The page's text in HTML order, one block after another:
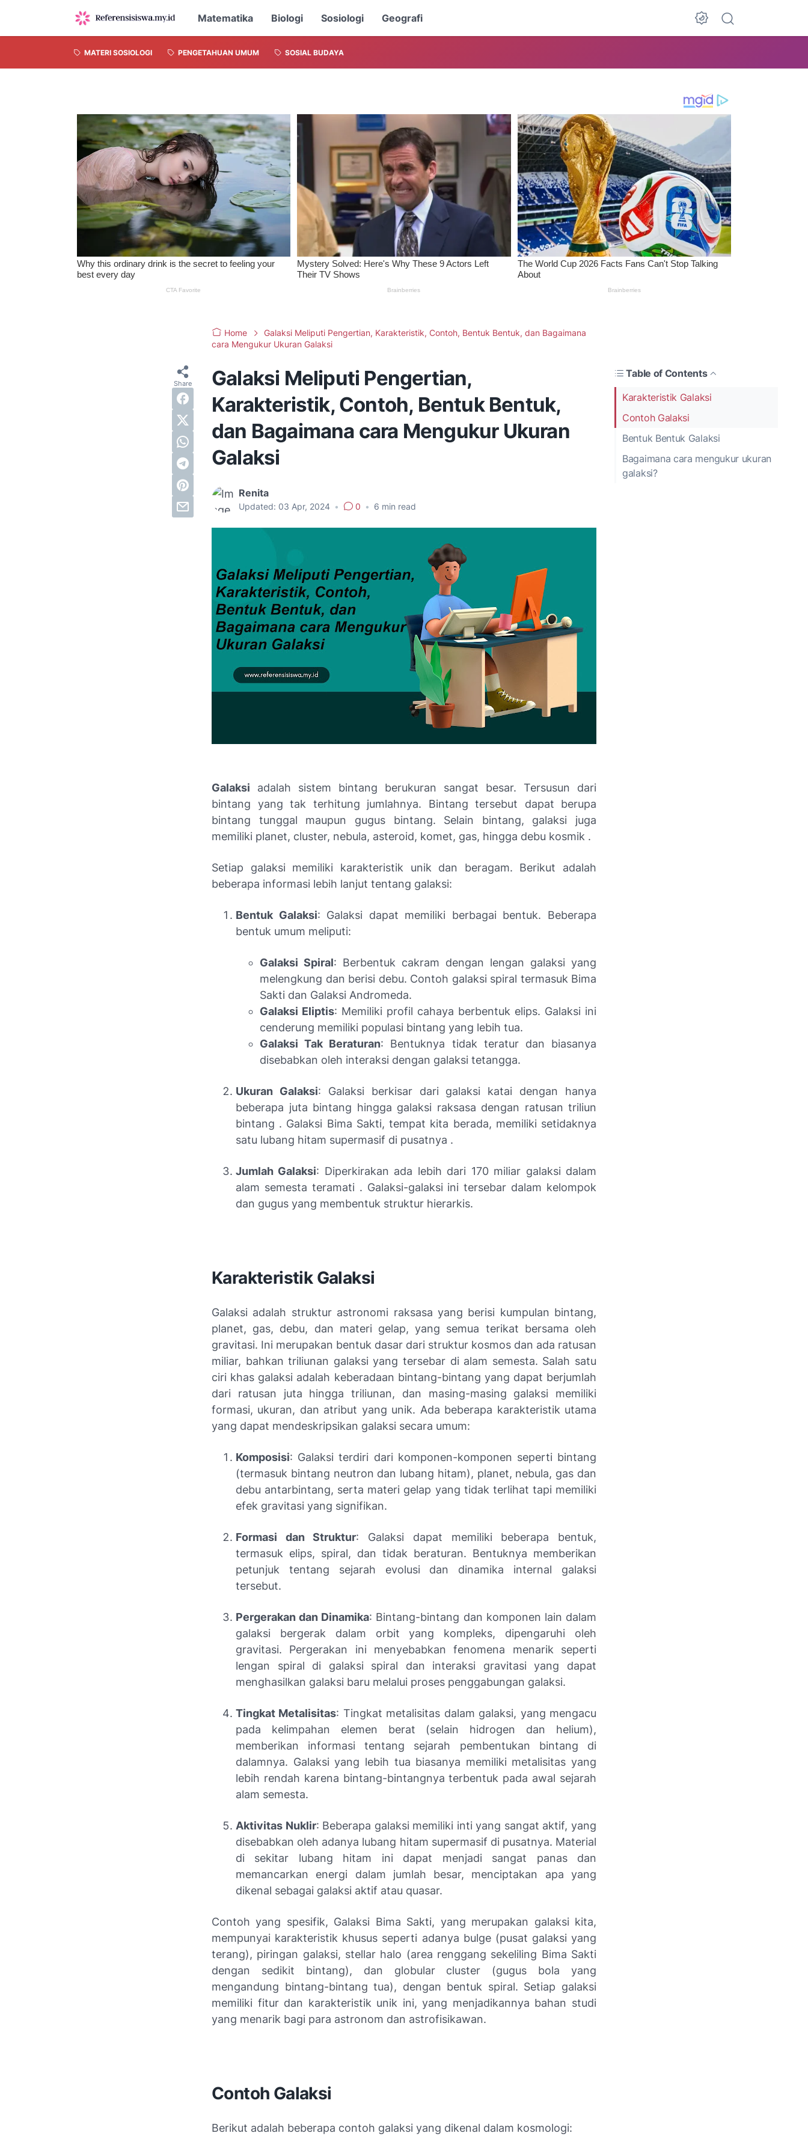
Matematika Biologi Sosiologi Geografi
MATERI SOSIOLOGI PENGETAHUAN UMUM SOSIAL BUDAYA
Home
Galaksi Meliputi Pengertian, Karakteristik, Contoh, Bentuk Bentuk, dan Bagaimana
cara Mengukur Ukuran Galaksi
Galaksi Meliputi Pengertian,
Karakteristik, Contoh, Bentuk Bentuk,
dan Bagaimana cara Mengukur Ukuran
Galaksi
Renita
Updated: 03 Apr, 2024 • 0 • 6 min read
Table of Contents
Karakteristik Galaksi
Contoh Galaksi
Bentuk Bentuk Galaksi
Bagaimana cara mengukur ukuran
galaksi?
Galaksi adalah sistem bintang berukuran sangat besar. Tersusun dari
bintang yang tak terhitung jumlahnya. Bintang tersebut dapat berupa
bintang tunggal maupun gugus bintang. Selain bintang, galaksi juga
memiliki planet, cluster, nebula, asteroid, komet, gas, hingga debu kosmik .
Setiap galaksi memiliki karakteristik unik dan beragam. Berikut adalah
beberapa informasi lebih lanjut tentang galaksi:
Bentuk Galaksi: Galaksi dapat memiliki berbagai bentuk. Beberapa
bentuk umum meliputi:
Galaksi Spiral: Berbentuk cakram dengan lengan galaksi yang
melengkung dan berisi debu. Contoh galaksi spiral termasuk Bima
Sakti dan Galaksi Andromeda.
Galaksi Eliptis: Memiliki profil cahaya berbentuk elips. Galaksi ini
cenderung memiliki populasi bintang yang lebih tua.
Galaksi Tak Beraturan: Bentuknya tidak teratur dan biasanya
disebabkan oleh interaksi dengan galaksi tetangga.
Ukuran Galaksi: Galaksi berkisar dari galaksi katai dengan hanya
beberapa juta bintang hingga galaksi raksasa dengan ratusan triliun
bintang . Galaksi Bima Sakti, tempat kita berada, memiliki setidaknya
satu lubang hitam supermasif di pusatnya .
Jumlah Galaksi: Diperkirakan ada lebih dari 170 miliar galaksi dalam
alam semesta teramati . Galaksi-galaksi ini tersebar dalam kelompok
dan gugus yang membentuk struktur hierarkis.
Karakteristik Galaksi
Galaksi adalah struktur astronomi raksasa yang berisi kumpulan bintang,
planet, gas, debu, dan materi gelap, yang semua terikat bersama oleh
gravitasi. Ini merupakan bentuk dasar dari struktur kosmos dan ada ratusan
miliar, bahkan triliunan galaksi yang tersebar di alam semesta. Salah satu
ciri khas galaksi adalah keberadaan bintang-bintang yang dapat berjumlah
dari ratusan juta hingga triliunan, dan masing-masing galaksi memiliki
formasi, ukuran, dan atribut yang unik. Ada beberapa karakteristik utama
yang dapat mendeskripsikan galaksi secara umum:
Komposisi: Galaksi terdiri dari komponen-komponen seperti bintang
(termasuk bintang neutron dan lubang hitam), planet, nebula, gas dan
debu antarbintang, serta materi gelap yang tidak terlihat tapi memiliki
efek gravitasi yang signifikan.
Formasi dan Struktur: Galaksi dapat memiliki beberapa bentuk,
termasuk elips, spiral, dan tidak beraturan. Bentuknya memberikan
petunjuk tentang sejarah evolusi dan dinamika internal galaksi
tersebut.
Pergerakan dan Dinamika: Bintang-bintang dan komponen lain dalam
galaksi bergerak dalam orbit yang kompleks, dipengaruhi oleh
gravitasi. Pergerakan ini menyebabkan fenomena menarik seperti
lengan spiral di galaksi spiral dan interaksi gravitasi yang dapat
menghasilkan galaksi baru melalui proses penggabungan galaksi.
Tingkat Metalisitas: Tingkat metalisitas dalam galaksi, yang mengacu
pada kelimpahan elemen berat (selain hidrogen dan helium),
memberikan informasi tentang sejarah pembentukan bintang di
dalamnya. Galaksi yang lebih tua biasanya memiliki metalisitas yang
lebih rendah karena bintang-bintangnya terbentuk pada awal sejarah
alam semesta.
Aktivitas Nuklir: Beberapa galaksi memiliki inti yang sangat aktif, yang
disebabkan oleh adanya lubang hitam supermasif di pusatnya. Material
di sekitar lubang hitam ini dapat menjadi sangat panas dan
memancarkan energi dalam jumlah besar, menciptakan apa yang
dikenal sebagai galaksi aktif atau quasar.
Contoh yang spesifik, Galaksi Bima Sakti, yang merupakan galaksi kita,
mempunyai karakteristik khusus seperti adanya bulge (pusat galaksi yang
terang), piringan galaksi, stellar halo (area renggang sekeliling Bima Sakti
dengan sedikit bintang), dan globular cluster (gugus bola yang
mengandung bintang-bintang tua), dengan bentuk spiral. Setiap galaksi
memiliki fitur dan karakteristik unik ini, yang menjadikannya bahan studi
yang menarik bagi para astronom dan astrofisikawan.
Contoh Galaksi
Berikut adalah beberapa contoh galaksi yang dikenal dalam kosmologi: